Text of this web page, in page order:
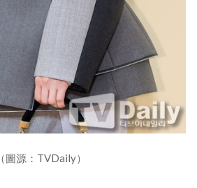
（圖源：TVDaily）